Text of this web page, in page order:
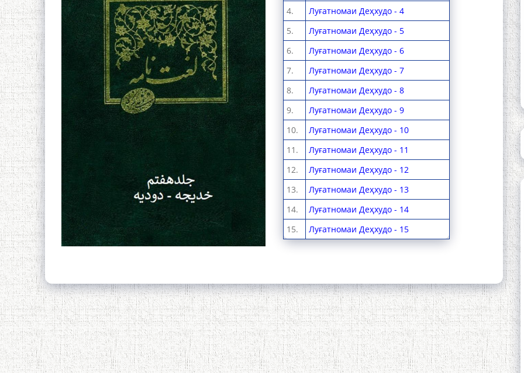
4.
Луғатномаи Деҳхудо - 4
5.
Луғатномаи Деҳхудо - 5
6.
Луғатномаи Деҳхудо - 6
7.
Луғатномаи Деҳхудо - 7
8.
Луғатномаи Деҳхудо - 8
9.
Луғатномаи Деҳхудо - 9
10.
Луғатномаи Деҳхудо - 10
11.
Луғатномаи Деҳхудо - 11
12.
Луғатномаи Деҳхудо - 12
13.
Луғатномаи Деҳхудо - 13
14.
Луғатномаи Деҳхудо - 14
15.
Луғатномаи Деҳхудо - 15